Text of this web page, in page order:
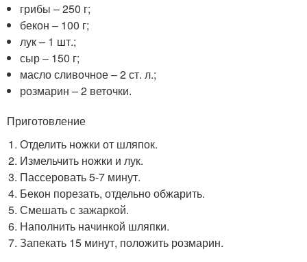
грибы – 250 г;
бекон – 100 г;
лук – 1 шт.;
сыр – 150 г;
масло сливочное – 2 ст. л.;
розмарин – 2 веточки.
Приготовление
Отделить ножки от шляпок.
Измельчить ножки и лук.
Пассеровать 5-7 минут.
Бекон порезать, отдельно обжарить.
Смешать с зажаркой.
Наполнить начинкой шляпки.
Запекать 15 минут, положить розмарин.